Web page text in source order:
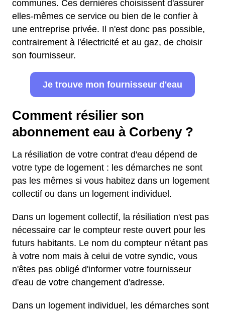
communes. Ces dernières choisissent d'assurer
elles-mêmes ce service ou bien de le confier à
une entreprise privée. Il n'est donc pas possible,
contrairement à l'électricité et au gaz, de choisir
son fournisseur.
Je trouve mon fournisseur d'eau
Comment résilier son
abonnement eau à Corbeny ?
La résiliation de votre contrat d'eau dépend de
votre type de logement : les démarches ne sont
pas les mêmes si vous habitez dans un logement
collectif ou dans un logement individuel.
Dans un logement collectif, la résiliation n'est pas
nécessaire car le compteur reste ouvert pour les
futurs habitants. Le nom du compteur n'étant pas
à votre nom mais à celui de votre syndic, vous
n'êtes pas obligé d'informer votre fournisseur
d'eau de votre changement d'adresse.
Dans un logement individuel, les démarches sont